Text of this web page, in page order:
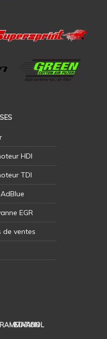
HDI
TDI
EGR
de ventes
ETHANOL